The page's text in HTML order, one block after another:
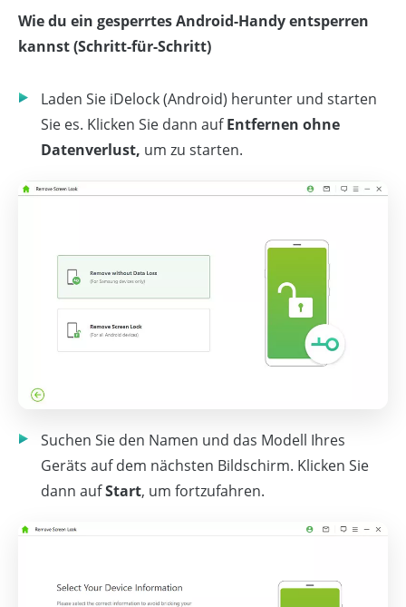
Wie du ein gesperrtes Android-Handy entsperren
kannst (Schritt-für-Schritt)
Laden Sie iDelock (Android) herunter und starten
Sie es. Klicken Sie dann aufEntfernen ohne
Datenverlust, um zu starten.
Suchen Sie den Namen und das Modell Ihres
Geräts auf dem nächsten Bildschirm. Klicken Sie
dann aufStart, um fortzufahren.